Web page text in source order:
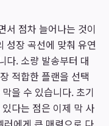
서 점차 늘어나는 것이
성장 곡선에 맞춰 유연
다. 소량 발송부터 대
적합한 플랜을 선택
을 수 있습니다. 초기
다는 점은 이제 막 사